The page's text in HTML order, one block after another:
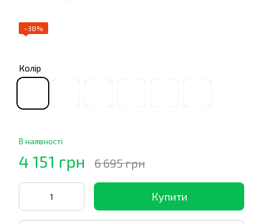
−38%
Колір
В наявності
4 151 грн 6 695 грн
Купити